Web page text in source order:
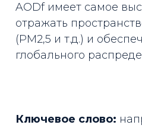
AODf имеет самое
отражать
(PM2,5 и т.д.) и
глобального
Ключевое слово: